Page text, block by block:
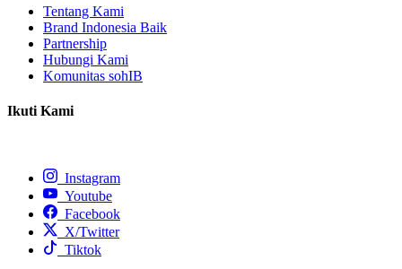
Tentang Kami
Brand Indonesia Baik
Partnership
Hubungi Kami
Komunitas sohIB
Ikuti Kami
Instagram
Youtube
Facebook
X/Twitter
Tiktok